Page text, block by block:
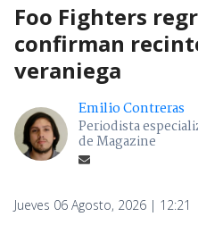
Foo Fighters
confirman
veraniega
Emilio Contreras
Periodista
de Magazine
Jueves 06 Agosto, 2026 | 12:21